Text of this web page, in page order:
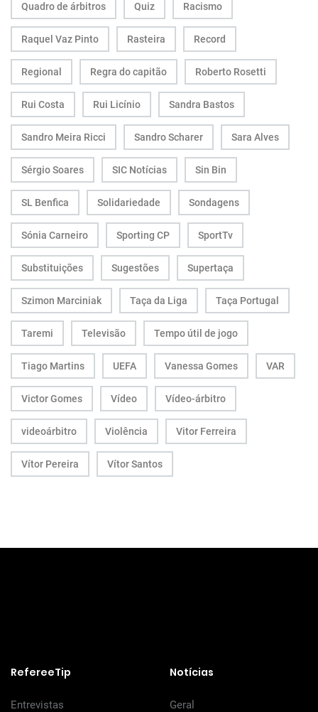
Quadro de árbitros Quiz Racismo
Raquel Vaz Pinto Rasteira Record
Regional Regra do capitão Roberto Rosetti
Rui Costa Rui Licínio Sandra Bastos
Sandro Meira Ricci Sandro Scharer Sara Alves
Sérgio Soares SIC Notícias Sin Bin
SL Benfica Solidariedade Sondagens
Sónia Carneiro Sporting CP SportTv
Substituições Sugestões Supertaça
Szimon Marciniak Taça da Liga Taça Portugal
Taremi Televisão Tempo útil de jogo
Tiago Martins UEFA Vanessa Gomes VAR
Victor Gomes Vídeo Vídeo-árbitro
videoárbitro Violência Vitor Ferreira
Vítor Pereira Vítor Santos
RefereeTip
Entrevistas
Notícias
Geral